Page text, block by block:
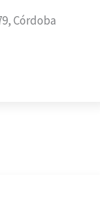
Córdoba